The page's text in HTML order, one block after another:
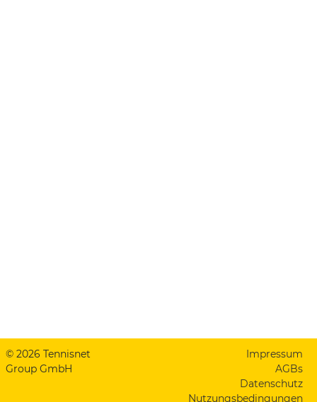
© 2026 Tennisnet
Group GmbH
Impressum
AGBs
Datenschutz
Nutzungsbedingungen